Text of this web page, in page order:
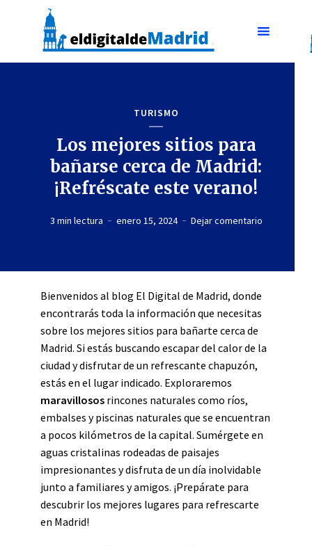
TURISMO
Los mejores sitios para
bañarse cerca de Madrid:
¡Refréscate este verano!
3 min lectura enero 15, 2024 Dejar comentario
Bienvenidos al blog El Digital de Madrid, donde
encontrarás toda la información que necesitas
sobre los mejores sitios para bañarte cerca de
Madrid. Si estás buscando escapar del calor de la
ciudad y disfrutar de un refrescante chapuzón,
estás en el lugar indicado. Exploraremos
maravillosos rincones naturales como ríos,
embalses y piscinas naturales que se encuentran
a pocos kilómetros de la capital. Sumérgete en
aguas cristalinas rodeadas de paisajes
impresionantes y disfruta de un día inolvidable
junto a familiares y amigos. ¡Prepárate para
descubrir los mejores lugares para refrescarte
en Madrid!